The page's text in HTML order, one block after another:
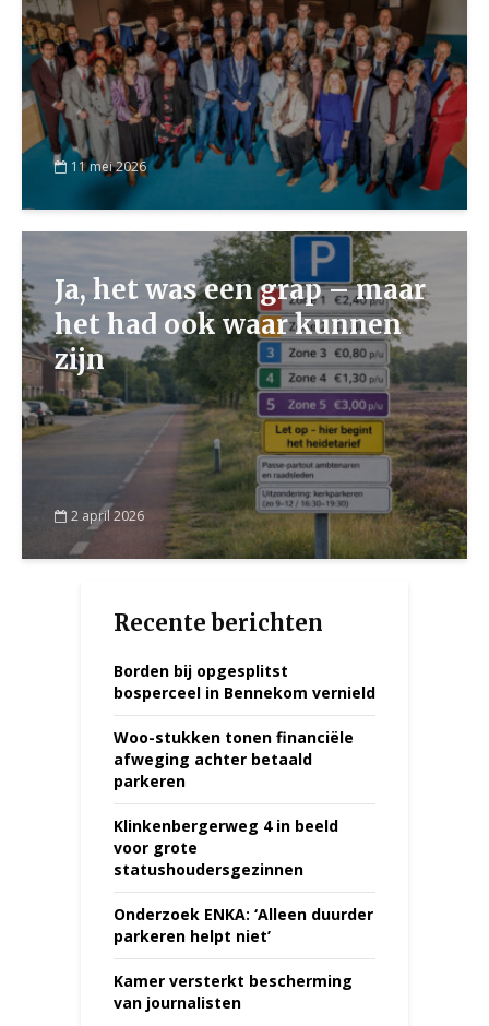
11 mei 2026
Ja, het was een grap – maar
het had ook waar kunnen
zijn
2 april 2026
Recente berichten
Borden bij opgesplitst
bosperceel in Bennekom vernield
Woo-stukken tonen financiële
afweging achter betaald
parkeren
Klinkenbergerweg 4 in beeld
voor grote
statushoudersgezinnen
Onderzoek ENKA: ‘Alleen duurder
parkeren helpt niet’
Kamer versterkt bescherming
van journalisten